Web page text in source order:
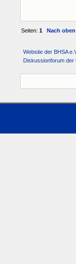
Seiten:1 Nach oben
Website der BHSA
Diskussionforum der